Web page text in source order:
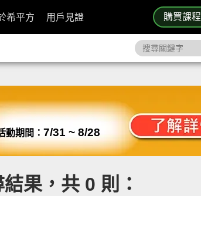
購買課程
希平方 用戶見證
動期間： 7/31 ~ 8/28
果，共 0 則：